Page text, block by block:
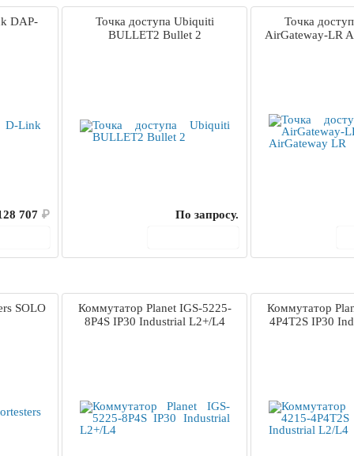
DAP-
707 ₽
Точка доступа Ubiquiti
BULLET2 Bullet 2
По запросу.
Точка
AirGateway-LR
SOLO
Коммутатор Planet IGS-5225-
8P4S IP30 Industrial L2+/L4
Коммутатор
4P4T2S IP30